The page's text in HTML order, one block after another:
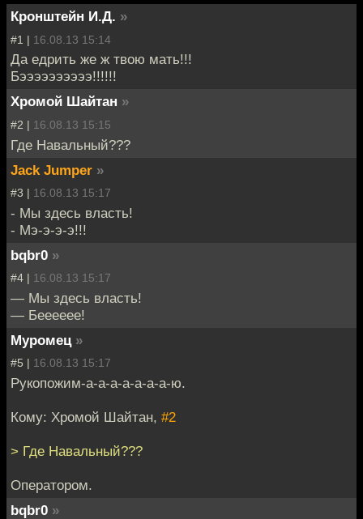
Кронштейн И.Д. »
#1 | 16.08.13 15:14
Да едрить же ж твою мать!!!
Бээээээээээ!!!!!!
Хромой Шайтан »
#2 | 16.08.13 15:15
Где Навальный???
Jack Jumper »
#3 | 16.08.13 15:17
- Мы здесь власть!
- Мэ-э-э-э!!!
bqbr0 »
#4 | 16.08.13 15:17
— Мы здесь власть!
— Бееееее!
Муромец »
#5 | 16.08.13 15:17
Рукопожим-а-а-а-а-а-а-а-ю.
Кому: Хромой Шайтан, #2
> Где Навальный???
Оператором.
bqbr0 »